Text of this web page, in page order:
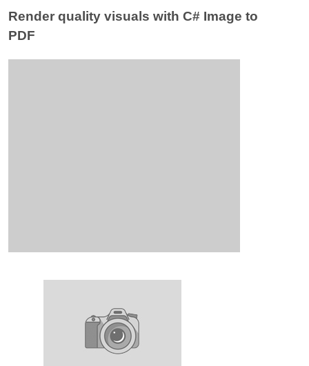
Render quality visuals with C# Image to
PDF